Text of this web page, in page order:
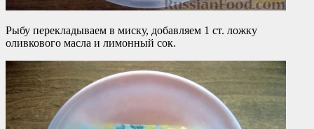
Рыбу перекладываем в миску, добавляем 1 ст. ложку
оливкового масла и лимонный сок.